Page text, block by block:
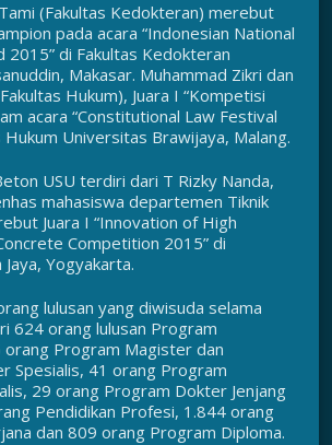
(Fakultas Kedokteran) merebut
pada acara “Indonesian National
2015” di Fakultas Kedokteran
Makasar. Muhammad Zikri dan
Hukum), Juara I “Kompetisi
acara “Constitutional Law Festival
Hukum Universitas Brawijaya, Malang.
USU terdiri dari T Rizky Nanda,
mahasiswa departemen Tiknik
Juara I “Innovation of High
Competition 2015” di
Yogyakarta.
lulusan yang diwisuda selama
624 orang lulusan Program
orang Program Magister dan
Spesialis, 41 orang Program
29 orang Program Dokter Jenjang
Pendidikan Profesi, 1.844 orang
dan 809 orang Program Diploma.